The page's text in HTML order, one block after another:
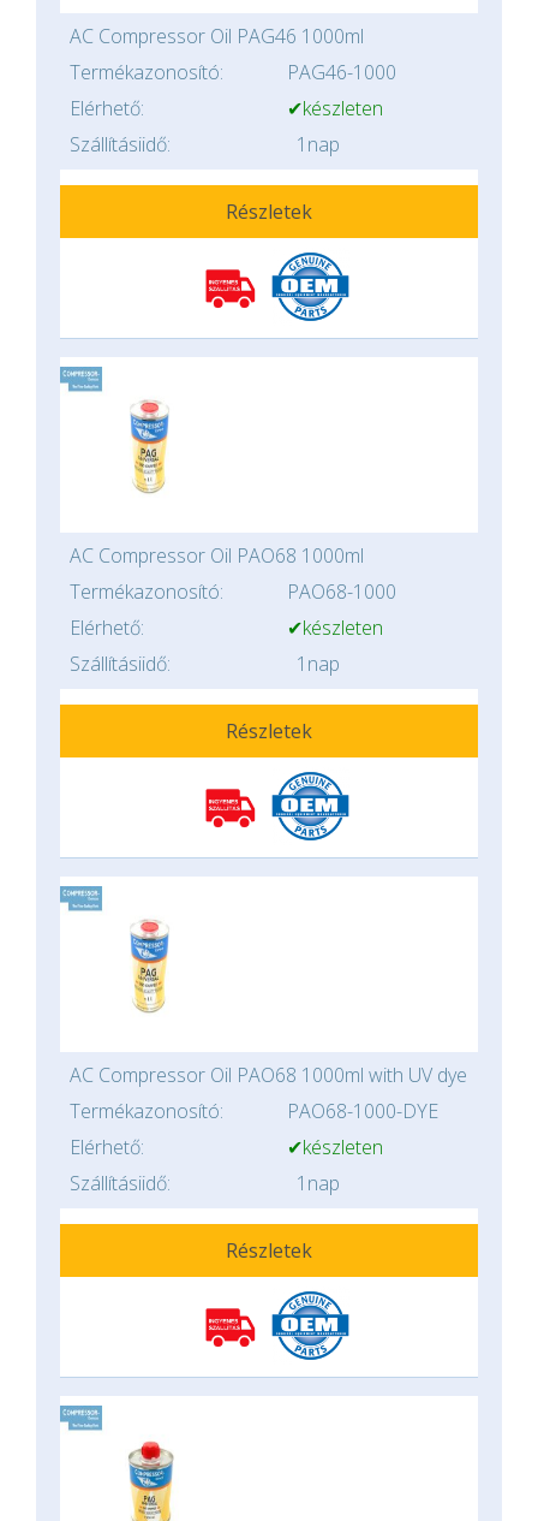
AC Compressor Oil PAG46 1000ml
Termékazonosító:
PAG46-1000
Elérhető:
✔készleten
Szállításiidő:
1nap
Részletek
AC Compressor Oil PAO68 1000ml
Termékazonosító:
PAO68-1000
Elérhető:
✔készleten
Szállításiidő:
1nap
Részletek
AC Compressor Oil PAO68 1000ml with UV dye
Termékazonosító:
PAO68-1000-DYE
Elérhető:
✔készleten
Szállításiidő:
1nap
Részletek